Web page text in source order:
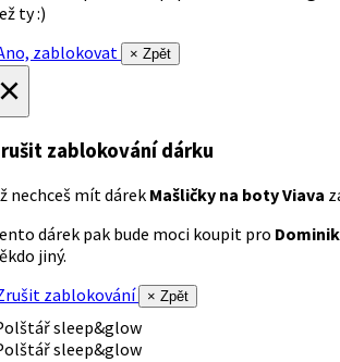
ty :)
zablokovat
× Zpět
zablokování dárku
nechceš mít dárek Mašličky na boty Viava
dárek pak bude moci koupit pro
jiný.
zablokování
× Zpět